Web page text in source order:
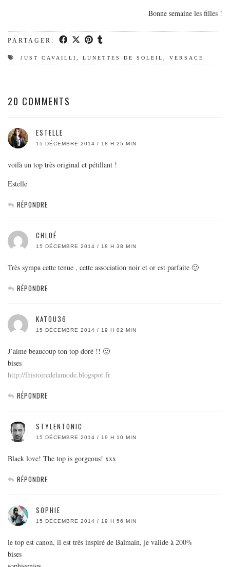
Bonne semaine les filles !
PARTAGER:
JUST CAVAILLI , LUNETTES DE SOLEIL , VERSACE
20 COMMENTS
ESTELLE
15 DÉCEMBRE 2014 / 18 H 25 MIN
voilà un top très original et pétillant !
Estelle
RÉPONDRE
CHLOÉ
15 DÉCEMBRE 2014 / 18 H 38 MIN
Très sympa cette tenue , cette association noir et or est parfaite 🙂
RÉPONDRE
KATOU36
15 DÉCEMBRE 2014 / 19 H 02 MIN
J’aime beaucoup ton top doré !! 🙂
bises
http://lhistoiredelamode.blogspot.fr
RÉPONDRE
STYLENTONIC
15 DÉCEMBRE 2014 / 19 H 10 MIN
Black love! The top is gorgeous! xxx
RÉPONDRE
SOPHIE
15 DÉCEMBRE 2014 / 19 H 56 MIN
le top est canon, il est très inspiré de Balmain, je valide à 200%
bises